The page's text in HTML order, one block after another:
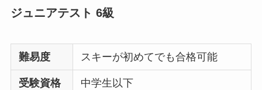
ジュニアテスト 6級
難易度 スキーが初めてでも合格可能
受験資格 中学生以下